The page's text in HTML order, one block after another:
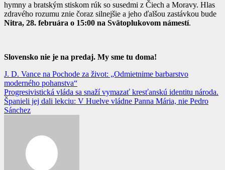
hymny a bratským stiskom rúk so susedmi z Čiech a Moravy. Hlas
zdravého rozumu znie čoraz silnejšie a jeho ďalšou zastávkou bude
Nitra, 28. februára o 15:00 na Svätoplukovom námestí.
Slovensko nie je na predaj. My sme tu doma!
Navigácia
v
článku
J. D. Vance na Pochode za život: „Odmietnime barbarstvo
moderného pohanstva“
Progresivistická vláda sa snaží vymazať kresťanskú identitu národa.
Španieli jej dali lekciu: V Huelve vládne Panna Mária, nie Pedro
Sánchez